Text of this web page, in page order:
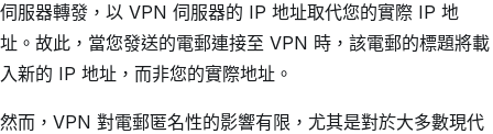
伺服器轉發，以 VPN 伺服器的 IP 地址取代您的實際 IP 地
址。故此，當您發送的電郵連接至 VPN 時，該電郵的標題將載
入新的 IP 地址，而非您的實際地址。
然而，VPN 對電郵匿名性的影響有限，尤其是對於大多數現代